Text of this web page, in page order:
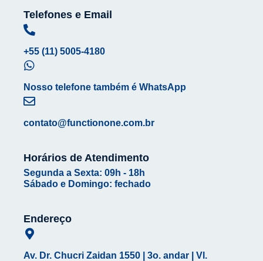
Telefones e Email
+55 (11) 5005-4180
Nosso telefone também é WhatsApp
contato@functionone.com.br
Horários de Atendimento
Segunda a Sexta: 09h - 18h
Sábado e Domingo: fechado
Endereço
Av. Dr. Chucri Zaidan 1550 | 3o. andar | Vl.